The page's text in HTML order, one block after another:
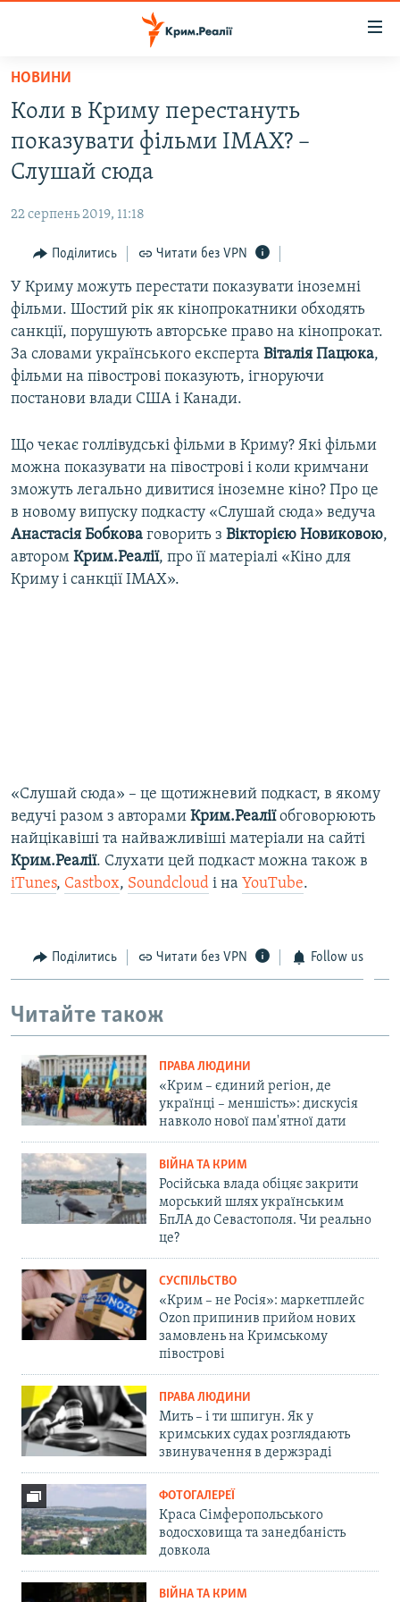
Перейти
основного
матеріалу
Перейти
до
основної
навігації
Перейти
пошуку
ВІДЕО ТА ФОТО
БЛОГИ
ПОГЛЯД
ІНТЕРВ'Ю
ВСЕ ЗА ДЕНЬ
СПЕЦПРОЕКТИ
ДЕПОРТАЦІЯ
СВІДЧЕННЯ ОКУПАЦІЇ
ІНФОГРАФІКА
ЯК ОБІЙТИ БЛОКУВАННЯ
Qırımtatar
ДОЛУЧАЙСЯ!
НОВИНИ
Коли в Криму перестануть
показувати фільми IMAX? –
Слушай сюда
22 серпень 2019, 11:18
Поділитись Читати без VPN
У Криму можуть перестати показувати іноземні
фільми. Шостий рік як кінопрокатники обходять
санкції, порушують авторське право на кінопрокат.
За словами українського експерта Віталія Пацюка,
фільми на півострові показують, ігноруючи
постанови влади США і Канади.
Що чекає голлівудські фільми в Криму? Які фільми
можна показувати на півострові і коли кримчани
зможуть легально дивитися іноземне кіно? Про це
в новому випуску подкасту «Слушай сюда» ведуча
Анастасія Бобкова говорить з Вікторією Новиковою,
автором Крим.Реалії, про її матеріалі «Кіно для
Криму і санкції IMAX».
«Слушай сюда» – це щотижневий подкаст, в якому
ведучі разом з авторами Крим.Реаліїобговорюють
найцікавіші та найважливіші матеріали на сайті
Крим.Реалії. Слухати цей подкаст можна також в
iTunes, Castbox, Soundcloud і на YouTube.
Поділитись Читати без VPN Follow us
Читайте також
ПРАВА ЛЮДИНИ
«Крим – єдиний регіон, де
українці – меншість»: дискусія
навколо нової пам'ятної дати
ВІЙНА ТА КРИМ
Російська влада обіцяє закрити
морський шлях українським
БпЛА до Севастополя. Чи реально
це?
СУСПІЛЬСТВО
«Крим – не Росія»: маркетплейс
Ozon припинив прийом нових
замовлень на Кримському
півострові
ПРАВА ЛЮДИНИ
Мить – і ти шпигун. Як у
кримських судах розглядають
звинувачення в держзраді
ФОТОГАЛЕРЕЇ
Краса Сімферопольського
водосховища та занедбаність
довкола
ВІЙНА ТА КРИМ